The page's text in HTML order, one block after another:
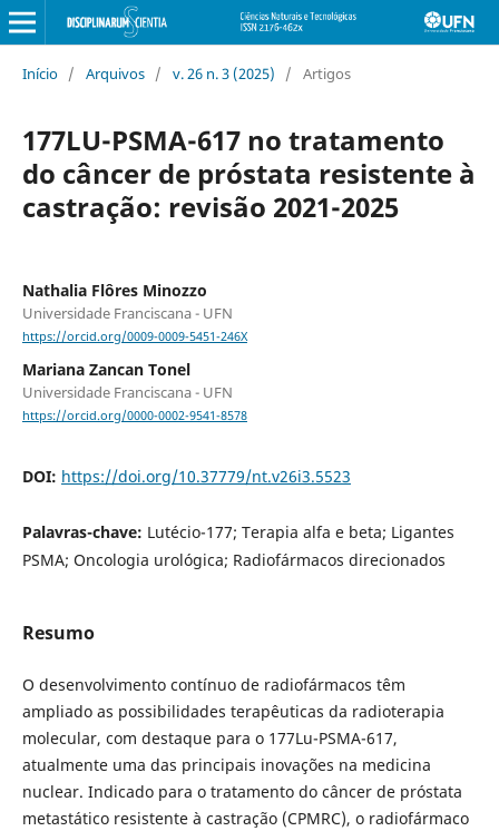
Início / Arquivos / v. 26 n. 3 (2025) / Artigos
177LU-PSMA-617 no tratamento
do câncer de próstata resistente à
castração: revisão 2021-2025
Nathalia Flôres Minozzo
Universidade Franciscana - UFN
https://orcid.org/0009-0009-5451-246X
Mariana Zancan Tonel
Universidade Franciscana - UFN
https://orcid.org/0000-0002-9541-8578
DOI: https://doi.org/10.37779/nt.v26i3.5523
Palavras-chave: Lutécio-177; Terapia alfa e beta; Ligantes
PSMA; Oncologia urológica; Radiofármacos direcionados
Resumo
O desenvolvimento contínuo de radiofármacos têm
ampliado as possibilidades terapêuticas da radioterapia
molecular, com destaque para o 177Lu-PSMA-617,
atualmente uma das principais inovações na medicina
nuclear. Indicado para o tratamento do câncer de próstata
metastático resistente à castração (CPMRC), o radiofármaco